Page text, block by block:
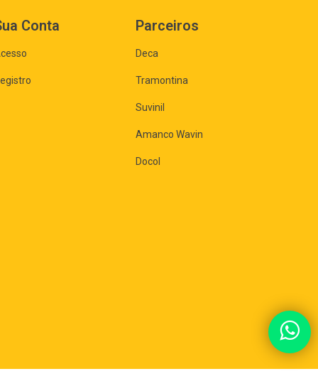
Conta Parceiros
Deca
Tramontina
Suvinil
Amanco Wavin
Docol